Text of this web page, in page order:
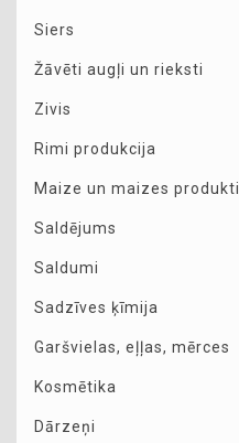
Siers
Žāvēti augļi un rieksti
Zivis
Rimi produkcija
Maize un maizes produkti
Saldējums
Saldumi
Sadzīves ķīmija
Garšvielas, eļļas, mērces
Kosmētika
Dārzeņi